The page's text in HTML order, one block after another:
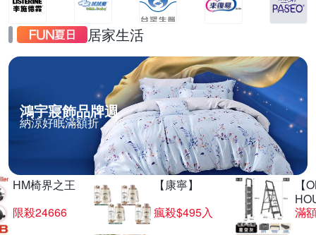
居家生活
鴻宇寢飾品牌週
納涼好眠滿額折
HM椅界之王
限殺24666
【康寧】
瘋殺$495入
【
滿